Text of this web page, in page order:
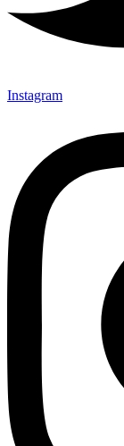
Instagram